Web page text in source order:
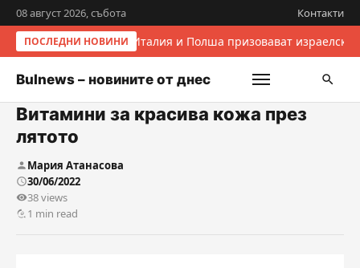
08 август 2026, събота Контакти
ПОСЛЕДНИ НОВИНИ Италия и Полша призовават
Bulnews – новините от днес
Витамини за красива кожа през
лятото
Мария Атанасова
30/06/2022
38 views
1 min read